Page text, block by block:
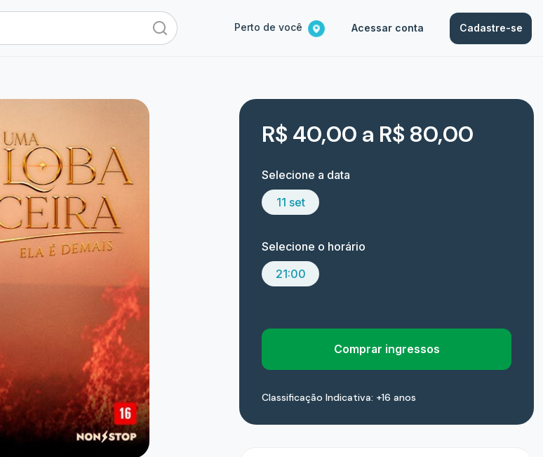
Perto de você Acessar conta Cadastre-se
R$ 40,00 a R$ 80,00
Selecione a data
11 set
Selecione o horário
21:00
Comprar ingressos
Classificação Indicativa: +16 anos